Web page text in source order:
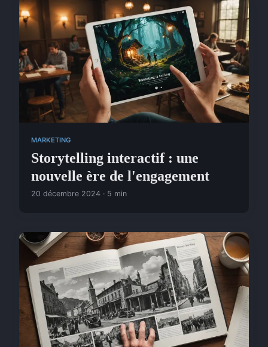
MARKETING
Storytelling interactif : une
nouvelle ère de l'engagement
20 décembre 2024 · 5 min